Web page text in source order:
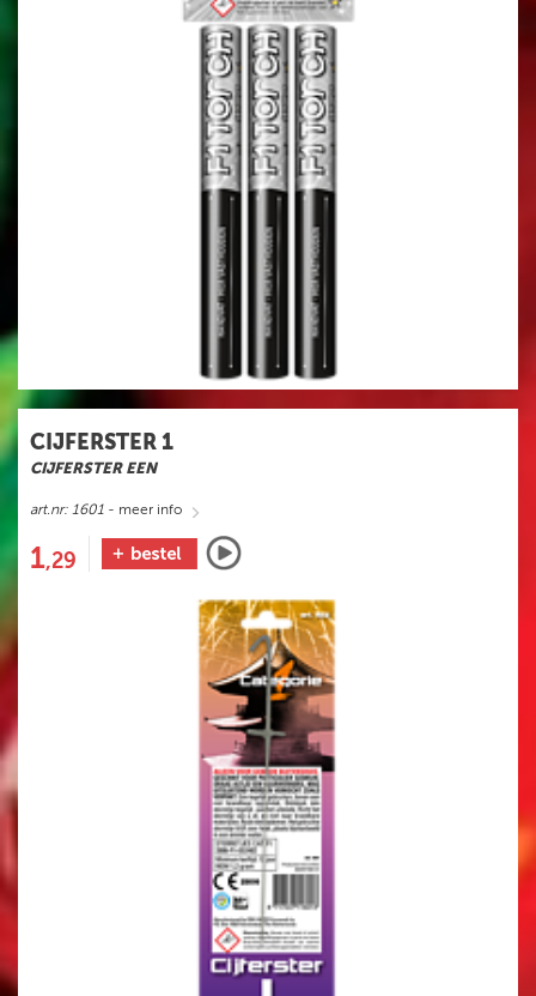
CIJFERSTER 1
CIJFERSTER EEN
art.nr: 1601 - meer info
1,29